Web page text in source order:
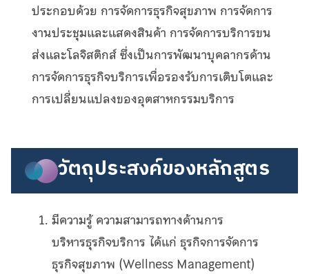
ประกอบด้วย การจัดการธุรกิจสุขภาพ การจัดการ
งานประชุมและแสดงสินค้า การจัดการบริการขน
ส่งและโลจิสติกส์ ซึ่งเป็นการพัฒนาบุคลากรด้าน
การจัดการธุรกิจบริการเพื่อรองรับการเติบโตและ
การเปลี่ยนแปลงของอุตสาหกรรมบริการ
วัตถุประสงค์ของหลักสูตร
มีความรู้ ความสามารถทางด้านการ
บริหารธุรกิจบริการ ได้แก่ ธุรกิจการจัดการ
ธุรกิจสุขภาพ (Wellness Management)